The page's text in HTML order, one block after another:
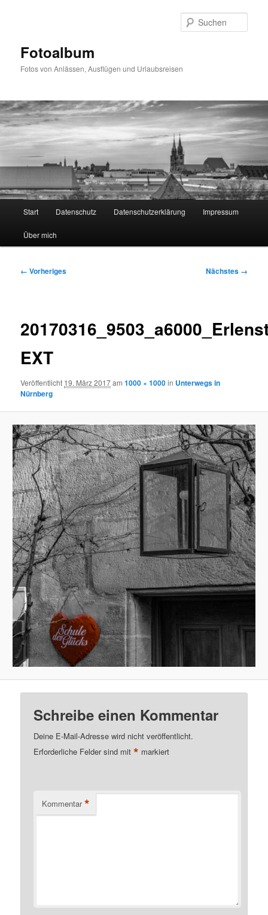
Fotoalbum
Fotos von Anlässen, Ausflügen und Urlaubsreisen
Start Datenschutz Datenschutzerklärung Impressum
Über mich
Bilder-
← Vorheriges Nächstes →
EXT
Veröffentlicht 19. März 2017am1000 × 1000in Unterwegs in
Nürnberg
Schreibe einen Kommentar
Deine E-Mail-Adresse wird nicht veröffentlicht.
Erforderliche Felder sind mit* markiert
Kommentar *